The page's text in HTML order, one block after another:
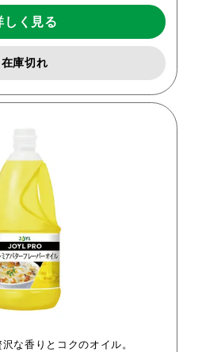
しく見る
在庫切れ
な香りとコクのオイル。